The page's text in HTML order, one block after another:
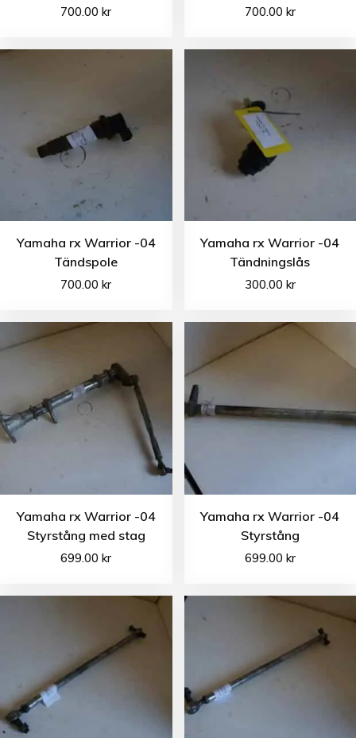
700.00kr 700.00 kr
Yamaha rx Warrior -04
Tändspole
700.00kr
Yamaha rx Warrior -04
Tändningslås
300.00 kr
Yamaha rx Warrior -04
Styrstång med stag
699.00kr
Yamaha rx Warrior -04
Styrstång
699.00 kr